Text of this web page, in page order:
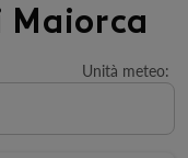
Maiorca
Unità meteo: